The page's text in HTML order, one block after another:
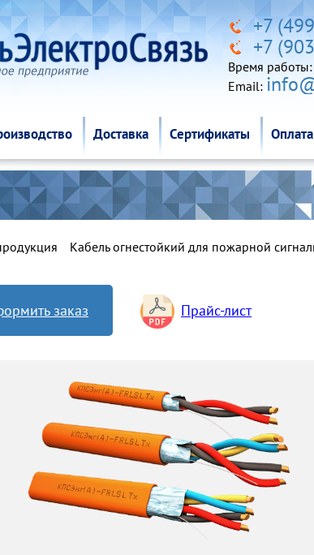
+7
+7
Время
Email:
Доставка Сертификаты
Доставка Сертификаты Оплата
Кабель огнестойкий для пожарной
заказ Прайс-лист